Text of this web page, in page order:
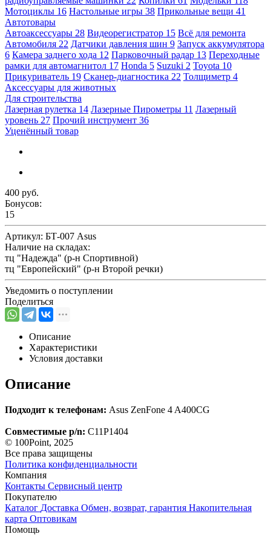
Мотоциклы 16 Настольные игры 38 Прикольные вещи 41
Автотовары
Автоаксессуары 28 Видеорегистратор 15 Всё для ремонта
Автомобиля 22 Датчики давления шин 9 Запуск аккумулятора
6 Камера заднего хода 12 Парковочный радар 13 Переходные
рамки для автомагнитол 17 Honda 5 Suzuki 2 Toyota 10
Прикуриватель 19 Сканер-диагностика 22 Толщиметр 4
Аксессуары для животных
Для строительства
Лазерная рулетка 14 Лазерные Пирометры 11 Лазерный
уровень 27 Прочий инструмент 36
Уценённый товар
400 руб.
Бонусов:
15
Артикул: БТ-007 Asus
Наличие на складах:
тц "Надежда" (р-н Спортивной)
тц "Европейский" (р-н Второй речки)
Уведомить о поступлении
Поделиться
Описание
Характеристики
Условия доставки
Описание
Подходит к телефонам: Asus ZenFone 4 A400CG
Совместимые p/n: C11P1404
© 100Point, 2025
Все права защищены
Политика конфиденциальности
Компания
Контакты Сервисный центр
Покупателю
Каталог Доставка Обмен, возврат, гарантия Накопительная
карта Оптовикам
Помощь